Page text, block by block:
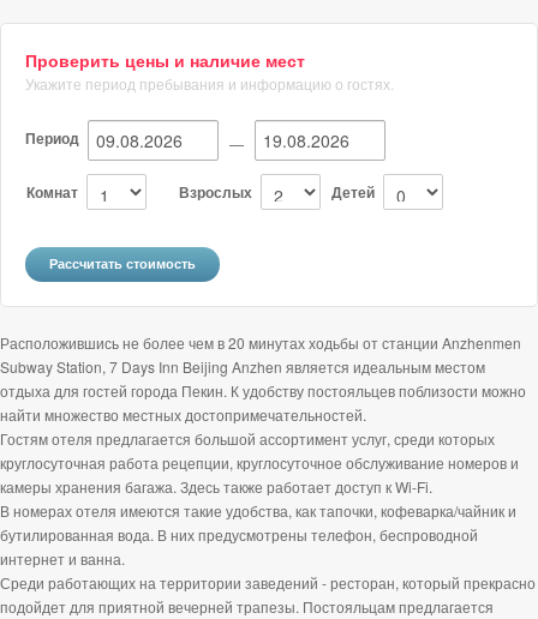
Проверить цены и наличие мест
Укажите период пребывания и информацию о гостях.
Период —
Комнат Взрослых Детей
Расположившись не более чем в 20 минутах ходьбы от станции Anzhenmen
Subway Station, 7 Days Inn Beijing Anzhen является идеальным местом
отдыха для гостей города Пекин. К удобству постояльцев поблизости можно
найти множество местных достопримечательностей.
Гостям отеля предлагается большой ассортимент услуг, среди которых
круглосуточная работа рецепции, круглосуточное обслуживание номеров и
камеры хранения багажа. Здесь также работает доступ к Wi-Fi.
В номерах отеля имеются такие удобства, как тапочки, кофеварка/чайник и
бутилированная вода. В них предусмотрены телефон, беспроводной
интернет и ванна.
Среди работающих на территории заведений - ресторан, который прекрасно
подойдет для приятной вечерней трапезы. Постояльцам предлагается